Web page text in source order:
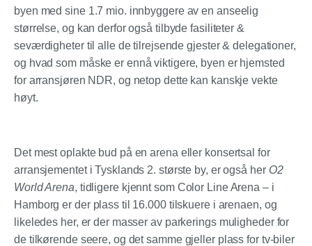
byen med sine 1.7 mio. innbyggere av en anseelig
størrelse, og kan derfor også tilbyde fasiliteter &
seværdigheter til alle de tilrejsende gjester & delegationer,
og hvad som måske er ennå viktigere, byen er hjemsted
for arransjøren NDR, og netop dette kan kanskje vekte
høyt.
Det mest oplakte bud på en arena eller konsertsal for
arransjementet i Tysklands 2. største by, er også her O2
World Arena, tidligere kjennt som Color Line Arena – i
Hamborg er der plass til 16.000 tilskuere i arenaen, og
likeledes her, er der masser av parkerings muligheder for
de tilkørende seere, og det samme gjeller plass for tv-biler